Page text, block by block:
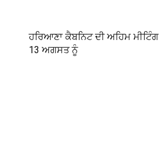
ਹਰਿਆਣਾ ਕੈਬਨਿਟ ਦੀ ਅਹਿਮ ਮੀਟਿੰਗ
13 ਅਗਸਤ ਨੂੰ